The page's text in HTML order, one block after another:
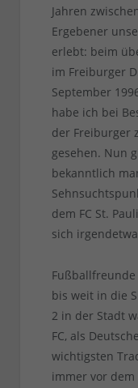
Jahren
Ergebener
erlebt: beim
im Freiburger
September
habe ich bei
der Freiburger
gesehen. Nun
bekanntlich
dem FC St.
sich
Fußballfreunde
bis weit in die
2 in der Stadt
FC, als
wichtigsten
immer vor dem